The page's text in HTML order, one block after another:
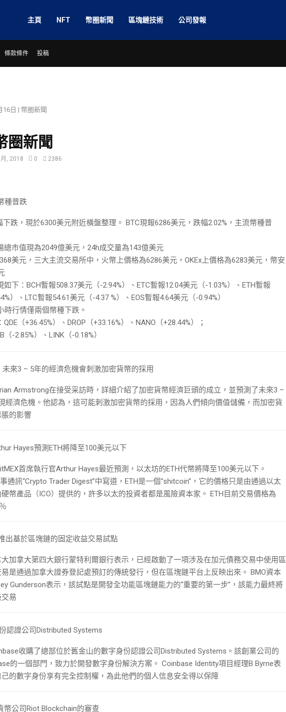
主頁 NFT 幣圈新聞 區塊鏈技術 公司發報
條款條件 投稿
16日 | 幣圈新聞
圈新聞
, 2018 0 2386
種普跌
下跌，現於6300美元附近橫盤整理。 BTC現報6286美元，跌幅2.02%，主流幣種普
總市值現為2049億美元，24h成交量為143億美元
美元，三大主流交易所中，火幣上價格為6286美元，OKEx上價格為6283美元，幣安
下：BCH暫報508.37美元（-2.94%）、ETC暫報12.04美元（-1.03%）、ETH暫報
）、LTC暫報54.61美元（-4.37 %）、EOS暫報4.64美元（-0.94%）
時行情僅兩個幣種下跌。
（+36.45%）、DROP（+33.16%）、NANO（+28.44%）；
-2.85%）、LINK（-0.18%）
來3 – 5年的經濟危機會刺激加密貨幣的採用
Armstrong在接受采訪時，詳細介紹了加密貨幣經濟巨頭的成立，並預測了未來3 –
經濟危機。他認為，這可能刺激加密貨幣的採用，因為人們傾向價值儲備，而加密貨
的影響
Hayes預測ETH將降至100美元以下
首席執行官Arthur Hayes最近預測，以太坊的ETH代幣將降至100美元以下。
通訊“Crypto Trader Digest”中寫道，ETH是一個“shitcoin”，它的價格只是由通過以太
幣產品（ICO）提供的，許多以太的投資者都是風險資本家。 ETH目前交易價格為
出基於區塊鏈的固定收益交易試點
加拿大第四大銀行蒙特利爾銀行表示，已經啟動了一項涉及在加元債務交易中使用區
是通過加拿大證券登記處預訂的傳統發行，但在區塊鏈平台上反映出來。 BMO資本
Gunderson表示，該試點是開發全功能區塊鏈能力的“重要的第一步”，該能力最終將
易
認證公司Distributed Systems
收購了總部位於舊金山的數字身份認證公司Distributed Systems。該創業公司的
的一個部門，致力於開發數字身份解決方案。 Coinbase Identity項目經理B Byrne表
的數字身份享有完全控制權，為此他們的個人信息安全得以保障
幣公司Riot Blockchain的審查